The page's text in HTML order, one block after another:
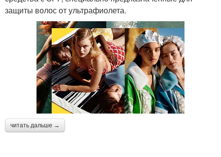
защиты волос от ультрафиолета.
читать дальше →